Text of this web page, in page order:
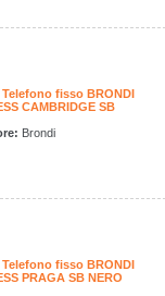
fisso BRONDI
CAMBRIDGE SB
Brondi
fisso BRONDI
PRAGA SB NERO